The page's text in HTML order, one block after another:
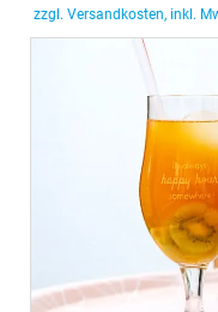
zzgl. Versandkosten, inkl.